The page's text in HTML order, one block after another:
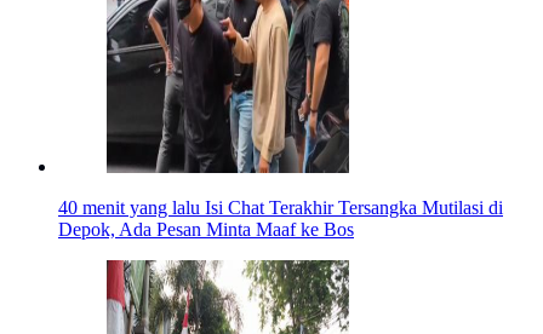
40 menit yang lalu Isi Chat Terakhir Tersangka Mutilasi di
Depok, Ada Pesan Minta Maaf ke Bos